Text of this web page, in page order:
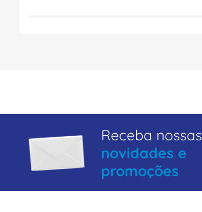
Receba nossas
novidades e
promoções